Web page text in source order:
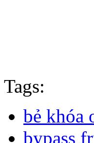
Tags:
bẻ khóa
bypass